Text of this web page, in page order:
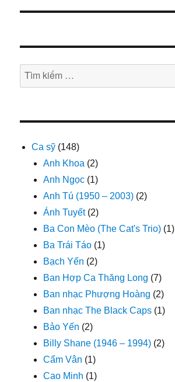
viết
Tìm
kiếm:
Ca sỹ (148)
Anh Khoa (2)
Anh Ngọc (1)
Anh Tú (1950 – 2003) (2)
Ánh Tuyết(2)
Ba Con Mèo (The Cat's Trio) (1)
Ba Trái Táo (1)
Bạch Yến (2)
Ban Hợp Ca Thăng Long (7)
Ban nhạc Phượng Hoàng (2)
Ban nhạc The Black Caps (1)
Bảo Yến (2)
Billy Shane (1946 – 1994) (2)
Cẩm Vân (1)
Cao Minh (1)